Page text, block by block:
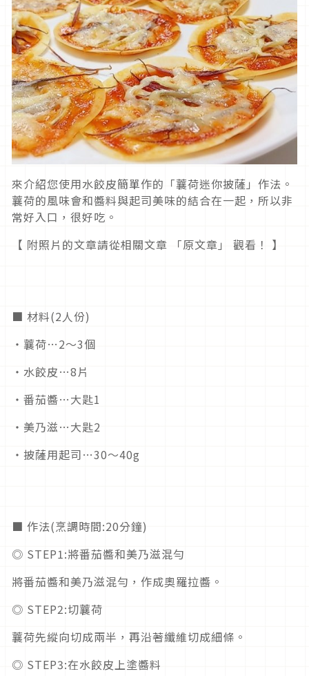
來介紹您使用水餃皮簡單作的「蘘荷迷你披薩」作法。
蘘荷的風味會和醬料與起司美味的結合在一起，所以非
常好入口，很好吃。
【 附照片的文章請從相關文章 「原文章」 觀看！ 】
■ 材料(2人份)
・蘘荷…2～3個
・水餃皮…8片
・番茄醬…大匙1
・美乃滋…大匙2
・披薩用起司…30～40g
■ 作法(烹調時間:20分鐘)
◎ STEP1:將番茄醬和美乃滋混勻
將番茄醬和美乃滋混勻，作成奧羅拉醬。
◎ STEP2:切蘘荷
蘘荷先縱向切成兩半，再沿著纖維切成細條。
◎ STEP3:在水餃皮上塗醬料